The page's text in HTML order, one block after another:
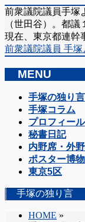
前衆議院議員手塚
（世田谷）。都
現在、東京都連幹
前衆議院議員 手
MENU
手塚の独り言
手塚コラム
プロフィール
秘書日記
内野席・外
ポスター博
東京5区
手塚の独り言
HOME »